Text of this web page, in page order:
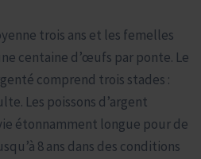
trois ans et les femelles
centaine d’œufs par ponte. Le
comprend trois stades :
Les poissons d’argent
étonnamment longue pour de
8 ans dans des conditions